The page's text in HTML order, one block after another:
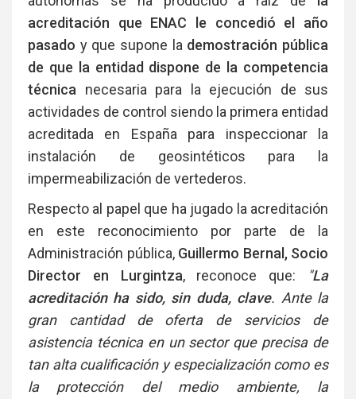
acreditación que ENAC le concedió el año
pasado y que supone lademostración pública
de que la entidad dispone de la competencia
técnica necesaria para la ejecución de sus
actividades de control siendo la primera entidad
acreditada en España para inspeccionar la
instalación de geosintéticos para la
impermeabilización de vertederos.
Respecto al papel que ha jugado la acreditación
en este reconocimiento por parte de la
Administración pública, Guillermo Bernal, Socio
Director en Lurgintza, reconoce que: "La
acreditación ha sido, sin duda, clave. Ante la
gran cantidad de oferta de servicios de
asistencia técnica en un sector que precisa de
tan alta cualificación y especialización como es
la protección del medio ambiente, la